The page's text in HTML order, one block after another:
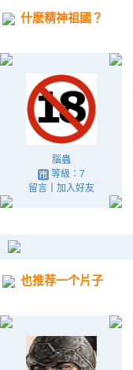
什麽精神祖國？
腦蟲
等級：7
留言｜ 加入好友
也推荐一个片子